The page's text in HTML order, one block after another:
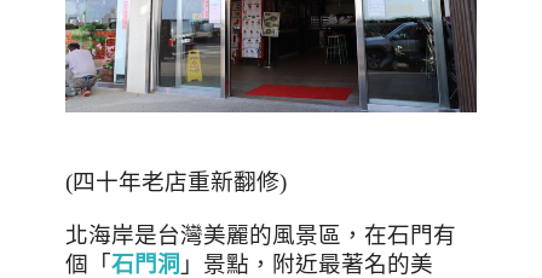
(四十年老店重新翻修)
北海岸是台灣美麗的風景區，在石門有
個「石門洞 」景點，附近最著名的美